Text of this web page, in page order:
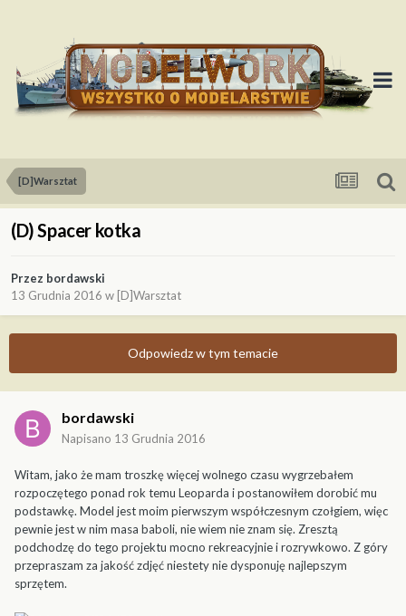
[D]Warsztat
(D) Spacer kotka
Przez bordawski
13 Grudnia 2016 w [D]Warsztat
Odpowiedz w tym temacie
bordawski
Napisano 13 Grudnia 2016
Witam, jako że mam troszkę więcej wolnego czasu wygrzebałem
rozpoczętego ponad rok temu Leoparda i postanowiłem dorobić mu
podstawkę. Model jest moim pierwszym współczesnym czołgiem, więc
pewnie jest w nim masa baboli, nie wiem nie znam się. Zresztą
podchodzę do tego projektu mocno rekreacyjnie i rozrywkowo. Z góry
przepraszam za jakość zdjęć niestety nie dysponuję najlepszym
sprzętem.